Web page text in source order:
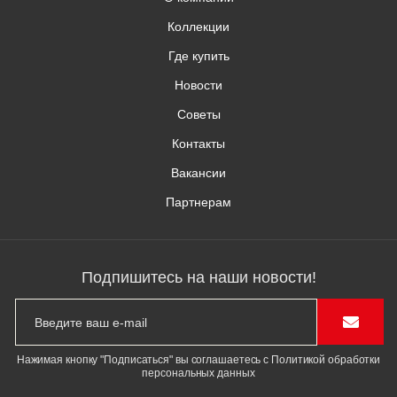
Коллекции
Где купить
Новости
Советы
Контакты
Вакансии
Партнерам
Подпишитесь на наши новости!
Нажимая кнопку "Подписаться" вы соглашаетесь с Политикой обработки
персональных данных